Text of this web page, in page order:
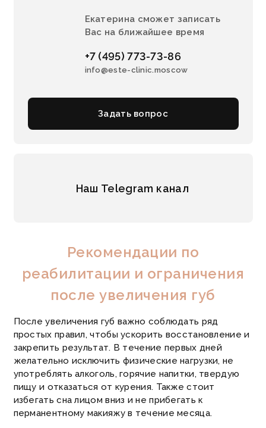
Екатерина сможет записать
Вас на ближайшее время
+7 (495) 773-73-86
info@este-clinic.moscow
Задать вопрос
Наш Telegram канал
Рекомендации по
реабилитации и ограничения
после увеличения губ
После увеличения губ важно соблюдать ряд
простых правил, чтобы ускорить восстановление и
закрепить результат. В течение первых дней
желательно исключить физические нагрузки, не
употреблять алкоголь, горячие напитки, твердую
пищу и отказаться от курения. Также стоит
избегать сна лицом вниз и не прибегать к
перманентному макияжу в течение месяца.